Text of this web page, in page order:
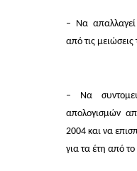
– Να
από τις
– Να
απολογισμών
2004 και να
για τα έτη από